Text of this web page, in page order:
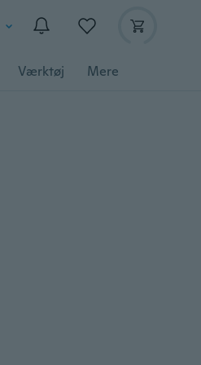
Værktøj Mere